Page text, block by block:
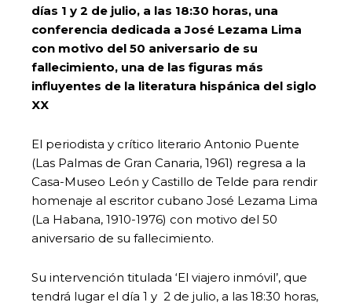
días 1 y 2 de julio, a las 18:30 horas, una
conferencia dedicada a José Lezama Lima
con motivo del 50 aniversario de su
fallecimiento, una de las figuras más
influyentes de la literatura hispánica del siglo
XX
El periodista y crítico literario Antonio Puente
(Las Palmas de Gran Canaria, 1961) regresa a la
Casa-Museo León y Castillo de Telde para rendir
homenaje al escritor cubano José Lezama Lima
(La Habana, 1910-1976) con motivo del 50
aniversario de su fallecimiento.
Su intervención titulada ‘El viajero inmóvil’, que
tendrá lugar el día 1 y 2 de julio, a las 18:30 horas,